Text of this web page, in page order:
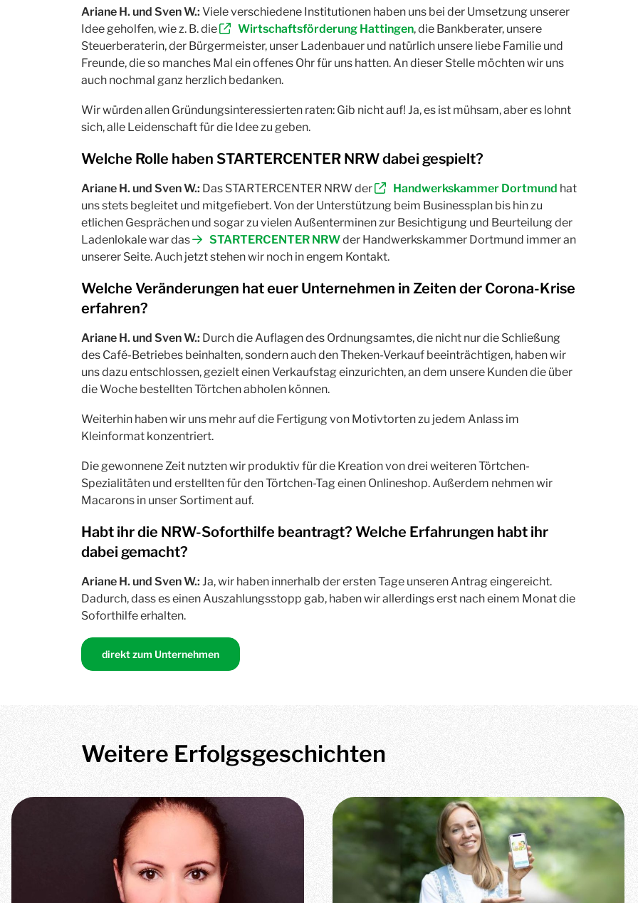
Ariane H. und Sven W.: Viele verschiedene Institutionen haben uns bei der Umsetzung unserer
Idee geholfen, wie z. B. die
Wirtschaftsförderung Hattingen, die Bankberater, unsere
Steuerberaterin, der Bürgermeister, unser Ladenbauer und natürlich unsere liebe Familie und
Freunde, die so manches Mal ein offenes Ohr für uns hatten. An dieser Stelle möchten wir uns
auch nochmal ganz herzlich bedanken.
Wir würden allen Gründungsinteressierten raten: Gib nicht auf! Ja, es ist mühsam, aber es lohnt
sich, alle Leidenschaft für die Idee zu geben.
Welche Rolle haben STARTERCENTER NRW dabei gespielt?
Ariane H. und Sven W.: Das STARTERCENTER NRW der Handwerkskammer Dortmund hat
uns stets begleitet und mitgefiebert. Von der Unterstützung beim Businessplan bis hin zu
etlichen Gesprächen und sogar zu vielen Außenterminen zur Besichtigung und Beurteilung der
Ladenlokale war das
STARTERCENTER NRWder Handwerkskammer Dortmund immer an
unserer Seite. Auch jetzt stehen wir noch in engem Kontakt.
Welche Veränderungen hat euer Unternehmen in Zeiten der Corona-Krise
erfahren?
Ariane H. und Sven W.: Durch die Auflagen des Ordnungsamtes, die nicht nur die Schließung
des Café-Betriebes beinhalten, sondern auch den Theken-Verkauf beeinträchtigen, haben wir
uns dazu entschlossen, gezielt einen Verkaufstag einzurichten, an dem unsere Kunden die über
die Woche bestellten Törtchen abholen können.
Weiterhin haben wir uns mehr auf die Fertigung von Motivtorten zu jedem Anlass im
Kleinformat konzentriert.
Die gewonnene Zeit nutzten wir produktiv für die Kreation von drei weiteren Törtchen-
Spezialitäten und erstellten für den Törtchen-Tag einen Onlineshop. Außerdem nehmen wir
Macarons in unser Sortiment auf.
Habt ihr die NRW-Soforthilfe beantragt? Welche Erfahrungen habt ihr
dabei gemacht?
Ariane H. und Sven W.: Ja, wir haben innerhalb der ersten Tage unseren Antrag eingereicht.
Dadurch, dass es einen Auszahlungsstopp gab, haben wir allerdings erst nach einem Monat die
Soforthilfe erhalten.
direkt zum Unternehmen
Weitere Erfolgsgeschichten